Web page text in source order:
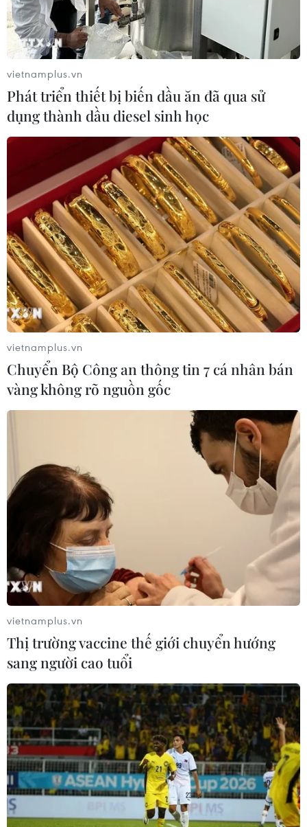
vietnamplus.vn
Phát triển thiết bị biến dầu ăn đã qua sử
dụng thành dầu diesel sinh học
vietnamplus.vn
Chuyển Bộ Công an thông tin 7 cá nhân bán
vàng không rõ nguồn gốc
vietnamplus.vn
Thị trường vaccine thế giới chuyển hướng
sang người cao tuổi